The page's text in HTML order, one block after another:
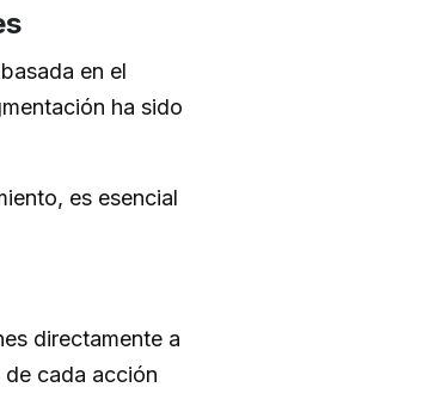
en el
ha sido
es esencial
directamente a
cada acción